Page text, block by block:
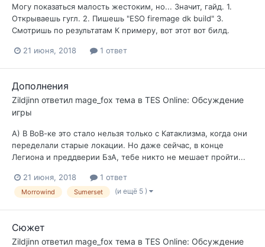
Могу показаться малость жестоким, но... Значит, гайд. 1.
Открываешь гугл. 2. Пишешь "ESO firemage dk build" 3.
Смотришь по результатам К примеру, вот этот вот билд.
21 июня, 2018 1 ответ
Дополнения
Zildjinn ответил mage_fox тема в TES Online: Обсуждение
игры
А) В ВоВ-ке это стало нельзя только с Катаклизма, когда они
переделали старые локации. Но даже сейчас, в конце
Легиона и преддверии БзА, тебе никто не мешает пройти...
21 июня, 2018 1 ответ
Morrowind Sumerset (и ещё 5 )
Сюжет
Zildjinn ответил mage_fox тема в TES Online: Обсуждение